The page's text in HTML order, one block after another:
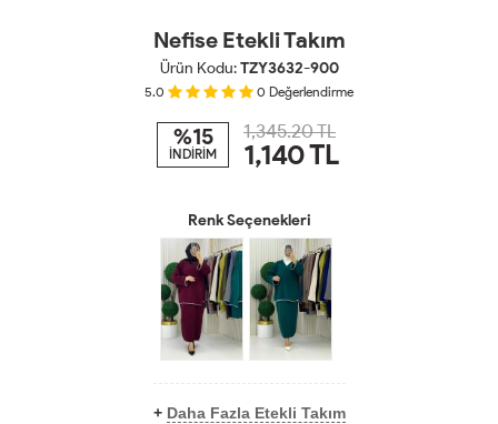
Nefise Etekli Takım
Ürün Kodu:TZY3632-900
5.0 0 Değerlendirme
%15
İNDİRİM
1,345.20 TL
1,140TL
Renk Seçenekleri
+ Daha Fazla Etekli Takım